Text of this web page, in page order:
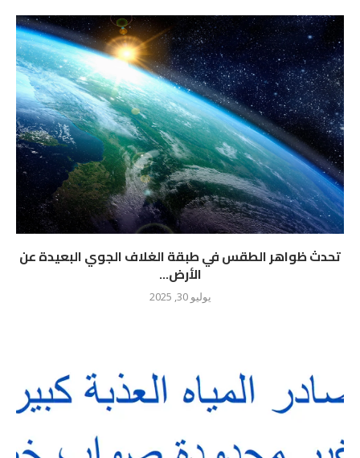
تحدث ظواهر الطقس في طبقة الغلاف الجوي البعيدة عن
الأرض...
يوليو 30, 2025